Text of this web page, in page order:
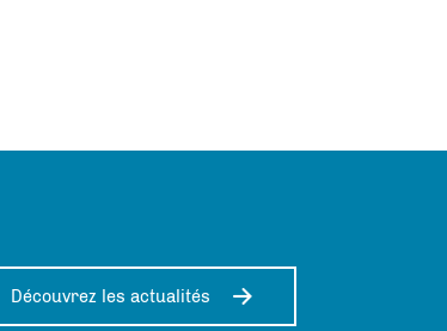
Découvrez les actualités